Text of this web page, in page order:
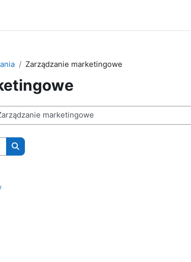
Zarządzanie marketingowe
Wyszukaj kursy